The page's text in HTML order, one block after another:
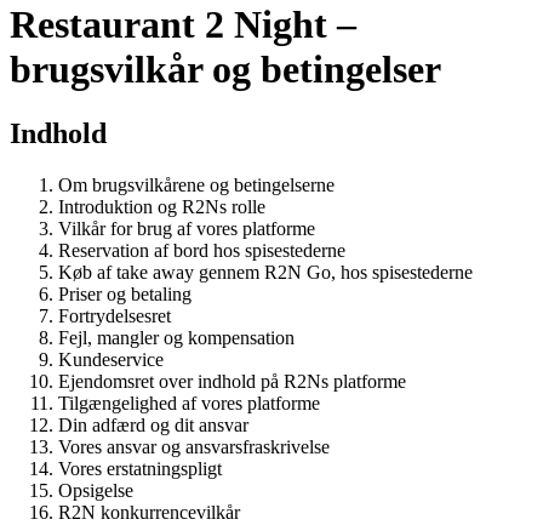
Restaurant 2 Night –
brugsvilkår og betingelser
Indhold
Om brugsvilkårene og betingelserne
Introduktion og R2Ns rolle
Vilkår for brug af vores platforme
Reservation af bord hos spisestederne
Køb af take away gennem R2N Go, hos spisestederne
Priser og betaling
Fortrydelsesret
Fejl, mangler og kompensation
Kundeservice
Ejendomsret over indhold på R2Ns platforme
Tilgængelighed af vores platforme
Din adfærd og dit ansvar
Vores ansvar og ansvarsfraskrivelse
Vores erstatningspligt
Opsigelse
R2N konkurrencevilkår